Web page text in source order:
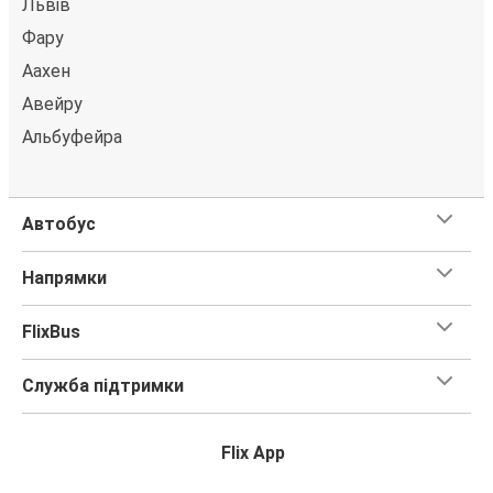
Львів
Фару
Аахен
Авейру
Альбуфейра
Автобус
Напрямки
FlixBus
Служба підтримки
Flix App